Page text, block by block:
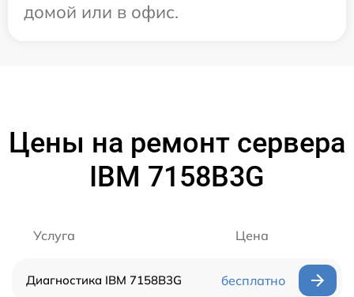
домой или в офис.
Цены на ремонт сервера
IBM 7158B3G
Услуга Цена
Диагностика IBM 7158B3G бесплатно